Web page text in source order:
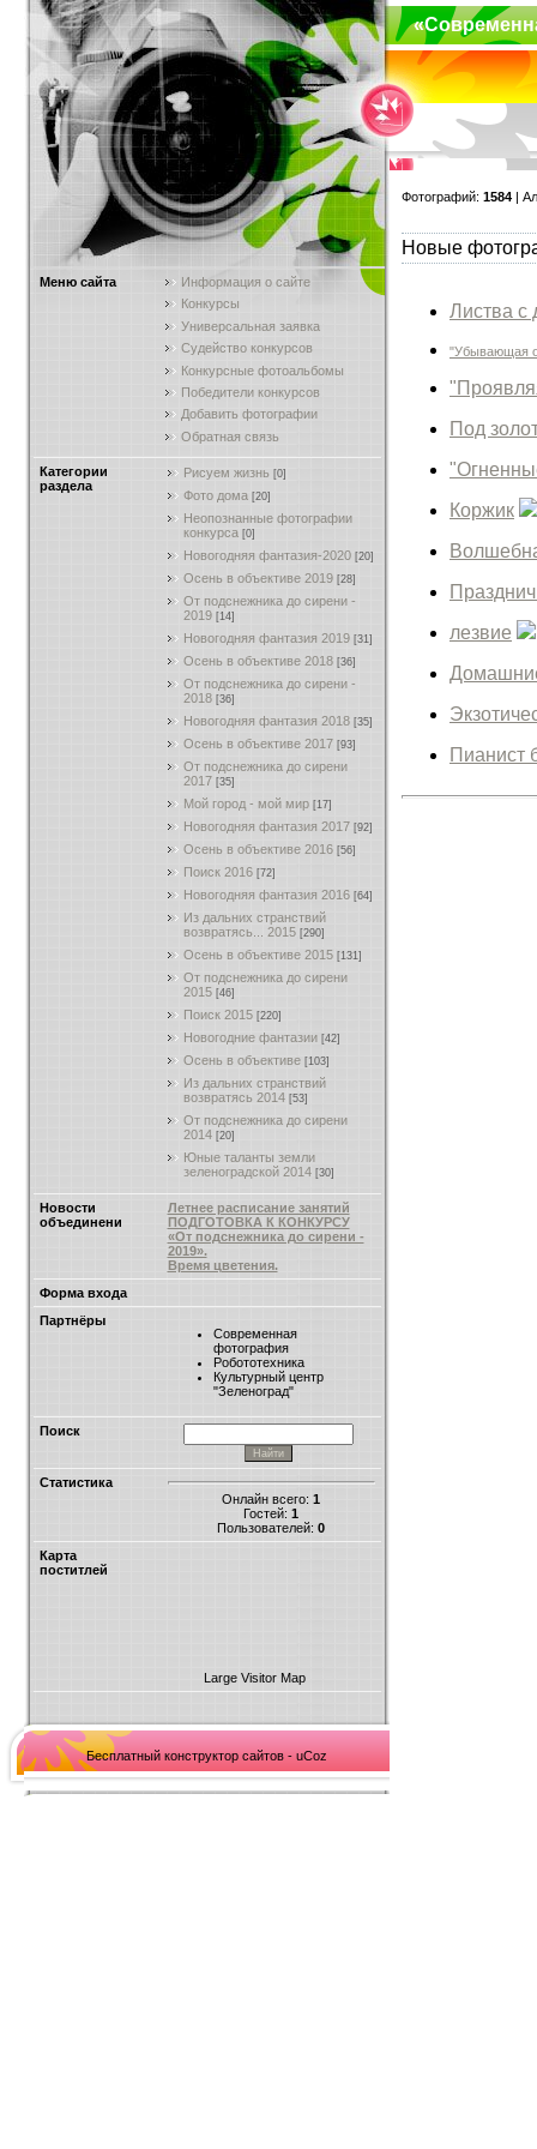
Меню сайта
Информация о сайте
Конкурсы
Универсальная заявка
Судейство конкурсов
Конкурсные фотоальбомы
Победители конкурсов
Добавить фотографии
Обратная связь
Категории
раздела
Рисуем жизнь [0]
Фото дома [20]
Неопознанные фотографии
конкурса [0]
Новогодняя фантазия-2020 [20]
Осень в объективе 2019 [28]
От подснежника до сирени -
2019 [14]
Новогодняя фантазия 2019 [31]
Осень в объективе 2018 [36]
От подснежника до сирени -
2018 [36]
Новогодняя фантазия 2018 [35]
Осень в объективе 2017 [93]
От подснежника до сирени
2017 [35]
Мой город - мой мир [17]
Новогодняя фантазия 2017 [92]
Осень в объективе 2016 [56]
Поиск 2016 [72]
Новогодняя фантазия 2016 [64]
Из дальних странствий
возвратясь... 2015 [290]
Осень в объективе 2015 [131]
От подснежника до сирени
2015 [46]
Поиск 2015 [220]
Новогодние фантазии [42]
Осень в объективе [103]
Из дальних странствий
возвратясь 2014 [53]
От подснежника до сирени
2014 [20]
Юные таланты земли
зеленоградской 2014 [30]
Новости
объединени
Летнее расписание занятий
ПОДГОТОВКА К КОНКУРСУ
«От подснежника до сирени -
2019».
Время цветения.
Форма входа
Партнёры
Современная
фотография
Робототехника
Культурный центр
"Зеленоград"
Поиск
Статистика
Онлайн всего: 1
Гостей: 1
Пользователей: 0
Карта
поститлей
Large Visitor Map
Фотографий: 1584 |
Новые
Листва с
"Убывающая
Под
Коржик
лезвие
Пианист
Бесплатный конструктор сайтов - uCoz